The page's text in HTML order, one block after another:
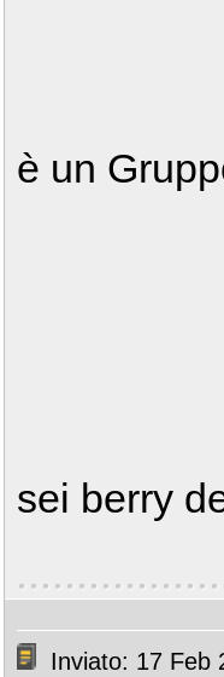
è un
sei berry
Inviato: 17 Feb